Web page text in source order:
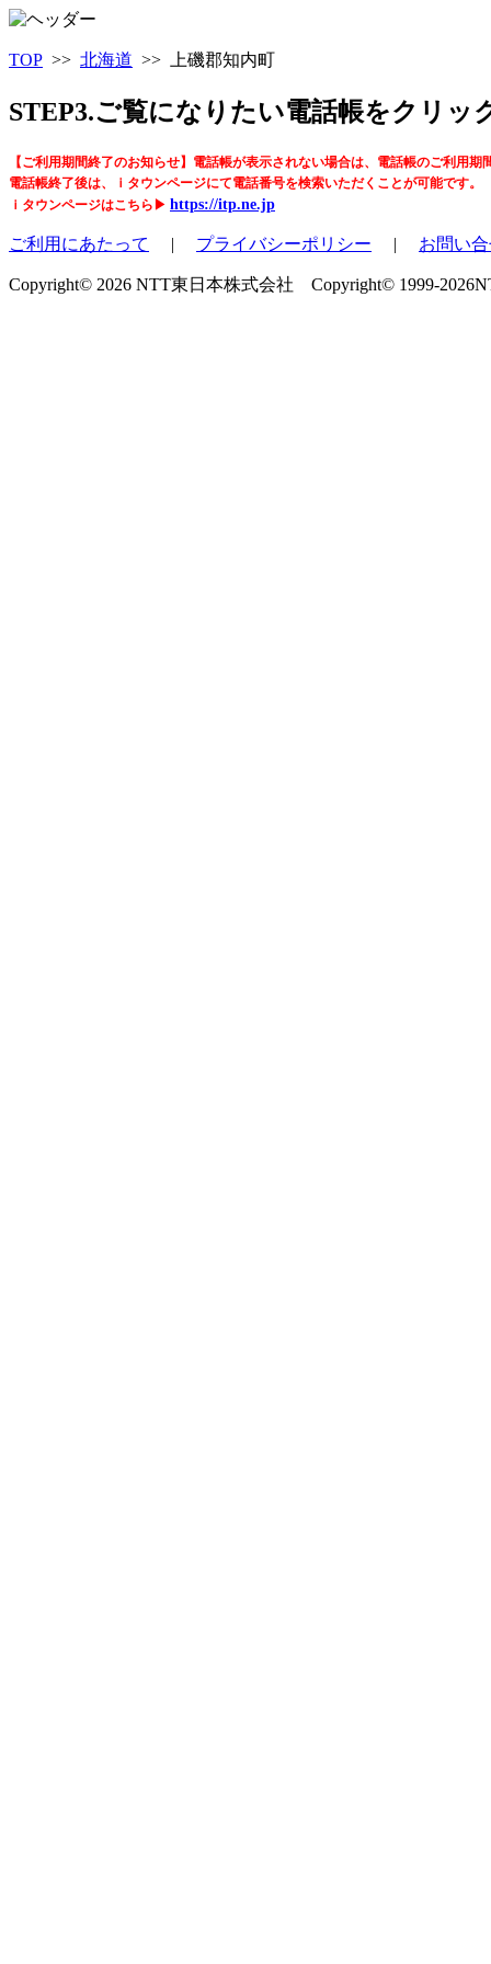
TOP >> 北海道 >> 上磯郡知内町
STEP3.ご覧になりたい電話帳をクリッ
【ご利用期間終了のお知らせ】電話帳が表示されない場合は、電話帳のご利用期
電話帳終了後は、ｉタウンページにて電話番号を検索いただくことが可能です。
ｉタウンページはこちら▶ https://itp.ne.jp
ご利用にあたって | プライバシーポリシー | お問い
Copyright© 2026 NTT東日本株式会社 Copyright© 1999-